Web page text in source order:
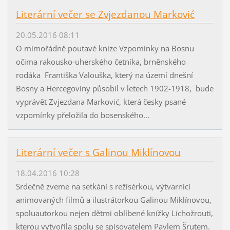
Literární večer se Zvjezdanou Marković
20.05.2016 08:11
O mimořádně poutavé knize Vzpomínky na Bosnu
očima rakousko-uherského četníka, brněnského
rodáka Františka Valouška, který na území dnešní
Bosny a Hercegoviny působil v letech 1902-1918, bude
vyprávět Zvjezdana Marković, která česky psané
vzpomínky přeložila do bosenského...
Literární večer s Galinou Miklínovou
18.04.2016 10:28
Srdečně zveme na setkání s režisérkou, výtvarnicí
animovaných filmů a ilustrátorkou Galinou Miklínovou,
spoluautorkou nejen dětmi oblíbené knížky Lichožrouti,
kterou vytvořila spolu se spisovatelem Pavlem Šrutem.